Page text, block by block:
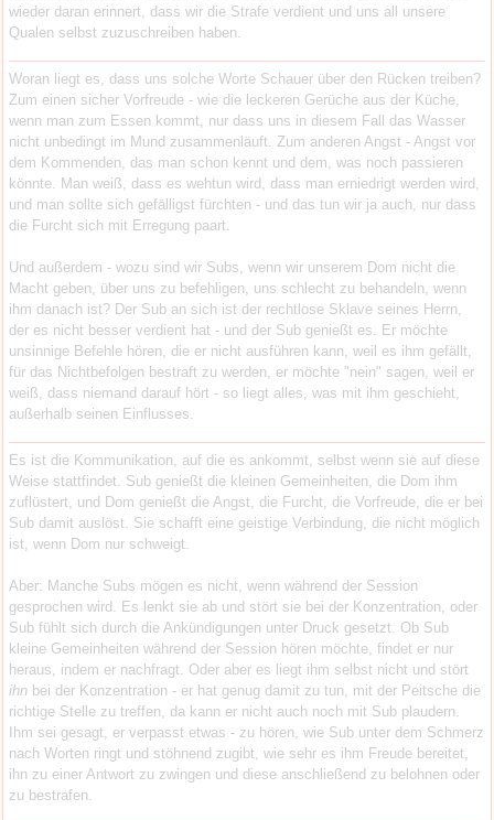
wieder daran erinnert, dass wir die Strafe verdient und uns all unsere
Qualen selbst zuzuschreiben haben.
Woran liegt es, dass uns solche Worte Schauer über den Rücken treiben?
Zum einen sicher Vorfreude - wie die leckeren Gerüche aus der Küche,
wenn man zum Essen kommt, nur dass uns in diesem Fall das Wasser
nicht unbedingt im Mund zusammenläuft. Zum anderen Angst - Angst vor
dem Kommenden, das man schon kennt und dem, was noch passieren
könnte. Man weiß, dass es wehtun wird, dass man erniedrigt werden wird,
und man sollte sich gefälligst fürchten - und das tun wir ja auch, nur dass
die Furcht sich mit Erregung paart.
Und außerdem - wozu sind wir Subs, wenn wir unserem Dom nicht die
Macht geben, über uns zu befehligen, uns schlecht zu behandeln, wenn
ihm danach ist? Der Sub an sich ist der rechtlose Sklave seines Herrn,
der es nicht besser verdient hat - und der Sub genießt es. Er möchte
unsinnige Befehle hören, die er nicht ausführen kann, weil es ihm gefällt,
für das Nichtbefolgen bestraft zu werden, er möchte "nein" sagen, weil er
weiß, dass niemand darauf hört - so liegt alles, was mit ihm geschieht,
außerhalb seinen Einflusses.
Es ist die Kommunikation, auf die es ankommt, selbst wenn sie auf diese
Weise stattfindet. Sub genießt die kleinen Gemeinheiten, die Dom ihm
zuflüstert, und Dom genießt die Angst, die Furcht, die Vorfreude, die er bei
Sub damit auslöst. Sie schafft eine geistige Verbindung, die nicht möglich
ist, wenn Dom nur schweigt.
Aber: Manche Subs mögen es nicht, wenn während der Session
gesprochen wird. Es lenkt sie ab und stört sie bei der Konzentration, oder
Sub fühlt sich durch die Ankündigungen unter Druck gesetzt. Ob Sub
kleine Gemeinheiten während der Session hören möchte, findet er nur
heraus, indem er nachfragt. Oder aber es liegt ihm selbst nicht und stört
ihn bei der Konzentration - er hat genug damit zu tun, mit der Peitsche die
richtige Stelle zu treffen, da kann er nicht auch noch mit Sub plaudern.
Ihm sei gesagt, er verpasst etwas - zu hören, wie Sub unter dem Schmerz
nach Worten ringt und stöhnend zugibt, wie sehr es ihm Freude bereitet,
ihn zu einer Antwort zu zwingen und diese anschließend zu belohnen oder
zu bestrafen.